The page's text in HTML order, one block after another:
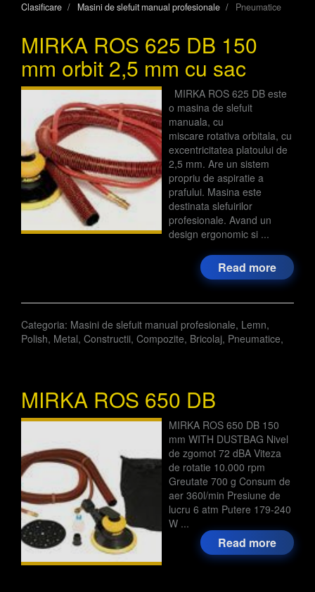
Clasificare Masini de slefuit manual profesionale Pneumatice
MIRKA ROS 625 DB 150
mm orbit 2,5 mm cu sac
MIRKA ROS 625 DB este
o masina de slefuit
manuala, cu
miscare rotativa orbitala, cu
excentricitatea platoului de
2,5 mm. Are un sistem
propriu de aspiratie a
prafului. Masina este
destinata slefuirilor
profesionale. Avand un
design ergonomic si ...
Read more
Categoria: Masini de slefuit manual profesionale, Lemn,
Polish, Metal, Constructii, Compozite, Bricolaj, Pneumatice,
MIRKA ROS 650 DB
MIRKA ROS 650 DB 150
mm WITH DUSTBAG Nivel
de zgomot 72 dBA Viteza
de rotatie 10.000 rpm
Greutate 700 g Consum de
aer 360l/min Presiune de
lucru 6 atm Putere 179-240
W ...
Read more